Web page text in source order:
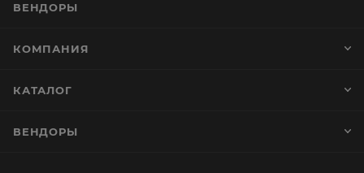
ВЕНДОРЫ
КОМПАНИЯ
КАТАЛОГ
ВЕНДОРЫ